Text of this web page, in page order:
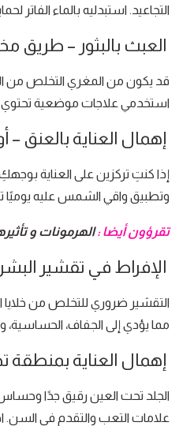
التجاعيد. استبدليه بالماء الفاتر
العبث بالبثور – طريق
قد يكون من المغري التخلص من
استخدمي علاجات موضعية تحتوي
إهمال العناية
إذا كنتِ تركزين على العناية
وتطبيق واقي الشمس عليه يوميًا
تقرؤون أيضا :الهرمونات و
الإفراط في تقشير
التقشير ضروري للتخلص من خلايا
مما يؤدي إلى الجفاف، الحساسية،
إهمال العناية بمنطقة
الجلد تحت العين رقيق جدًا
علامات التعب والتقدم في السن.